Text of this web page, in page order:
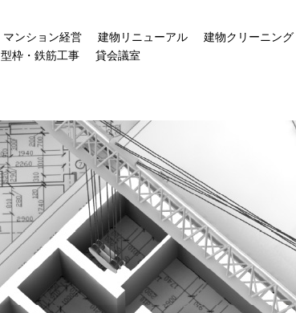
マンション経営 建物リニューアル
建物クリーニング
型枠・鉄筋工事
貸会議室